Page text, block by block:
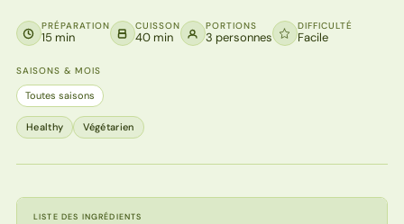
PRÉPARATION
15 min
CUISSON
40 min
PORTIONS
3 personnes
DIFFICULTÉ
Facile
SAISONS & MOIS
Toutes saisons
Healthy Végétarien
LISTE DES INGRÉDIENTS